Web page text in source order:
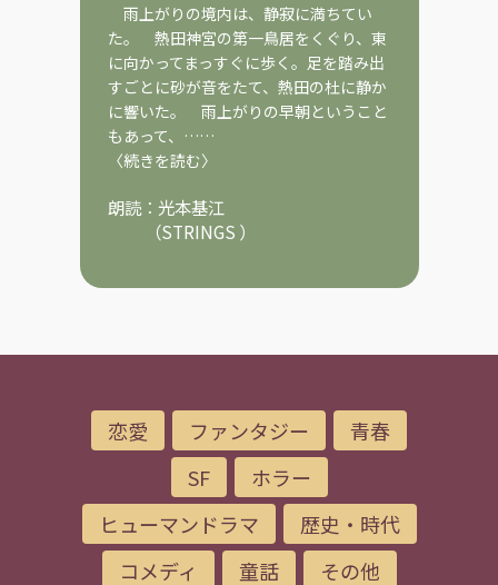
雨上がりの境内は、静寂に満ちてい
た。 熱田神宮の第一鳥居をくぐり、東
に向かってまっすぐに歩く。足を踏み出
すごとに砂が音をたて、熱田の杜に静か
に響いた。 雨上がりの早朝ということ
もあって、……
〈続きを読む〉
朗読： 光本基江
（STRINGS ）
恋愛 ファンタジー
青春
SF
ホラー
ヒューマンドラマ
歴史・時代
コメディ
童話 その他